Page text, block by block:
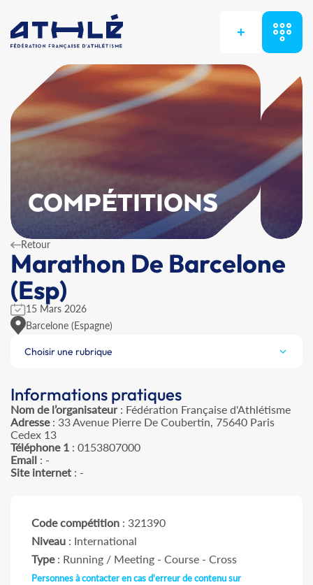
+
COMPÉTITIONS
Retour
Marathon De Barcelone
(Esp)
15 Mars 2026
Barcelone (Espagne)
Choisir une rubrique
Informations pratiques
Nom de l’organisateur: Fédération Française d'Athlétisme
Adresse: 33 Avenue Pierre De Coubertin, 75640 Paris
Cedex 13
Téléphone 1 : 0153807000
Email : -
Site internet : -
Code compétition : 321390
Niveau : International
Type: Running / Meeting - Course - Cross
Personnes à contacter en cas d'erreur de contenu sur